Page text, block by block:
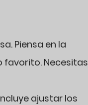
Piensa en la
Necesitas
ajustar los